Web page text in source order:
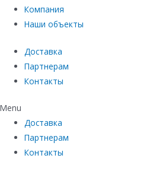
Компания
Наши объекты
Доставка
Партнерам
Контакты
Menu
Доставка
Партнерам
Контакты